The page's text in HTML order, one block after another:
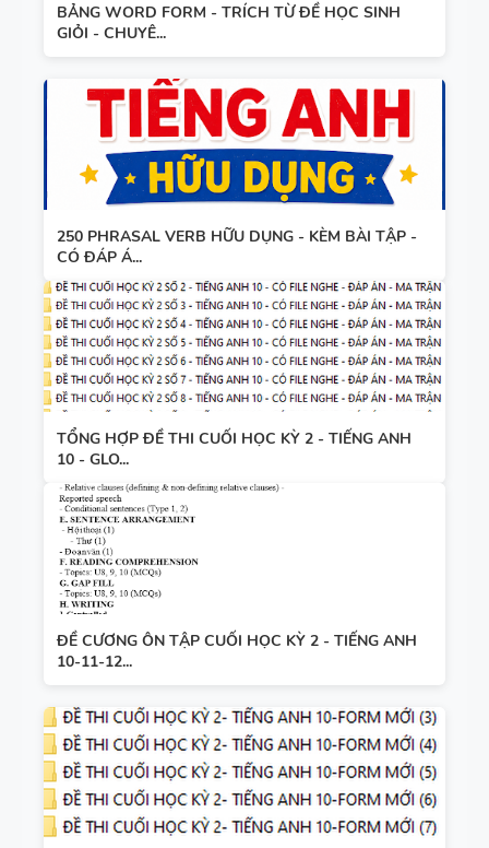
BẢNG WORD FORM - TRÍCH TỪ ĐỀ HỌC SINH
GIỎI - CHUYÊ...
250 PHRASAL VERB HỮU DỤNG - KÈM BÀI TẬP -
CÓ ĐÁP Á...
TỔNG HỢP ĐỀ THI CUỐI HỌC KỲ 2 - TIẾNG ANH
10 - GLO...
ĐỀ CƯƠNG ÔN TẬP CUỐI HỌC KỲ 2 - TIẾNG ANH
10-11-12...